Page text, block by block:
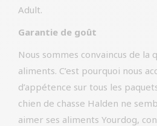
Adult.
Garantie de goût
Nous sommes convaincus de la
aliments. C’est pourquoi nous
d’appétence sur tous les
chien de chasse Halden ne
aimer ses aliments Yourdog,